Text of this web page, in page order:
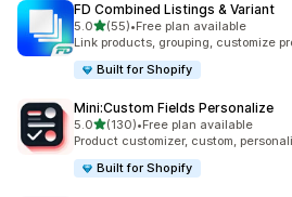
FD Combined Listings & Variant
5.0별 5개 중
(55)
총 리뷰 55개
•Free plan available
Link products, grouping, customize
Built for Shopify
Mini:Custom Fields Personalize
5.0별 5개 중
(130)
총 리뷰 130개
•Free plan available
Product customizer, custom,
Built for Shopify